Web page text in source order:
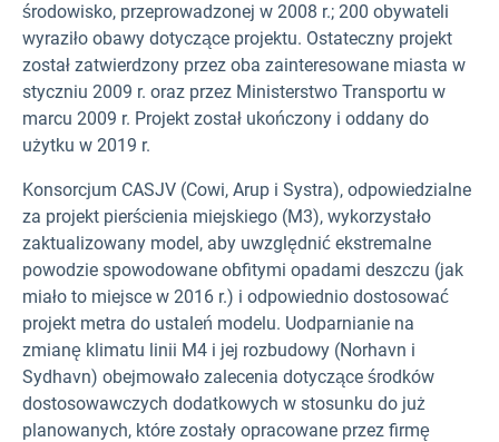
środowisko, przeprowadzonej w 2008 r.; 200 obywateli
wyraziło obawy dotyczące projektu. Ostateczny projekt
został zatwierdzony przez oba zainteresowane miasta w
styczniu 2009 r. oraz przez Ministerstwo Transportu w
marcu 2009 r. Projekt został ukończony i oddany do
użytku w 2019 r.
Konsorcjum CASJV (Cowi, Arup i Systra), odpowiedzialne
za projekt pierścienia miejskiego (M3), wykorzystało
zaktualizowany model, aby uwzględnić ekstremalne
powodzie spowodowane obfitymi opadami deszczu (jak
miało to miejsce w 2016 r.) i odpowiednio dostosować
projekt metra do ustaleń modelu. Uodparnianie na
zmianę klimatu linii M4 i jej rozbudowy (Norhavn i
Sydhavn) obejmowało zalecenia dotyczące środków
dostosowawczych dodatkowych w stosunku do już
planowanych, które zostały opracowane przez firmę